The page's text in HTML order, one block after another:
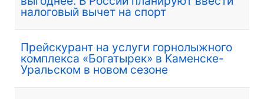
налоговый вычет на спорт
Прейскурант на услуги горнолыжного
комплекса «Богатырек» в Каменске-
Уральском в новом сезоне